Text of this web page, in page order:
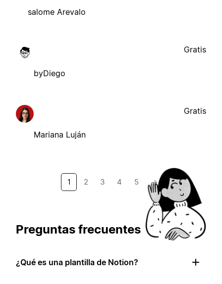
salome Arevalo
byDiego
Gratis
Mariana Luján
Gratis
1 2 3 4 5 →
Preguntas frecuentes
¿Qué es una plantilla de Notion?